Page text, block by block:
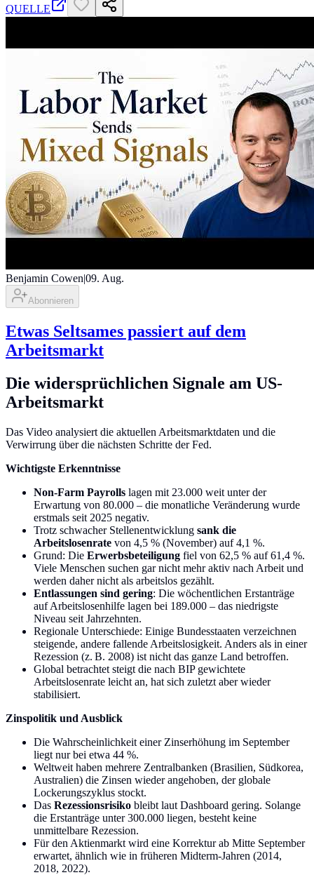
QUELLE
Benjamin Cowen|09. Aug.
Abonnieren
Etwas Seltsames passiert auf dem
Arbeitsmarkt
Die widersprüchlichen Signale am US-
Arbeitsmarkt
Das Video analysiert die aktuellen Arbeitsmarktdaten und die
Verwirrung über die nächsten Schritte der Fed.
Wichtigste Erkenntnisse
Non-Farm Payrolls lagen mit 23.000 weit unter der
Erwartung von 80.000 – die monatliche Veränderung wurde
erstmals seit 2025 negativ.
Trotz schwacher Stellenentwicklung sank die
Arbeitslosenrate von 4,5 % (November) auf 4,1 %.
Grund: Die Erwerbsbeteiligung fiel von 62,5 % auf 61,4 %.
Viele Menschen suchen gar nicht mehr aktiv nach Arbeit und
werden daher nicht als arbeitslos gezählt.
Entlassungen sind gering: Die wöchentlichen Erstanträge
auf Arbeitslosenhilfe lagen bei 189.000 – das niedrigste
Niveau seit Jahrzehnten.
Regionale Unterschiede: Einige Bundesstaaten verzeichnen
steigende, andere fallende Arbeitslosigkeit. Anders als in einer
Rezession (z. B. 2008) ist nicht das ganze Land betroffen.
Global betrachtet steigt die nach BIP gewichtete
Arbeitslosenrate leicht an, hat sich zuletzt aber wieder
stabilisiert.
Zinspolitik und Ausblick
Die Wahrscheinlichkeit einer Zinserhöhung im September
liegt nur bei etwa 44 %.
Weltweit haben mehrere Zentralbanken (Brasilien, Südkorea,
Australien) die Zinsen wieder angehoben, der globale
Lockerungszyklus stockt.
Das Rezessionsrisiko bleibt laut Dashboard gering. Solange
die Erstanträge unter 300.000 liegen, besteht keine
unmittelbare Rezession.
Für den Aktienmarkt wird eine Korrektur ab Mitte September
erwartet, ähnlich wie in früheren Midterm-Jahren (2014,
2018, 2022).